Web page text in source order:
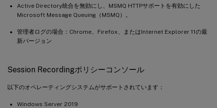
Active Directory統合を無効にし、MSMQ HTTPサポートを有効にした
Microsoft Message Queuing（MSMQ）。
管理者ログの場合：Chrome、Firefox、またはInternet Explorer 11の最
新バージョン
Session Recordingポリシーコンソール
以下のオペレーティングシステムがサポートされています：
Windows Server 2019